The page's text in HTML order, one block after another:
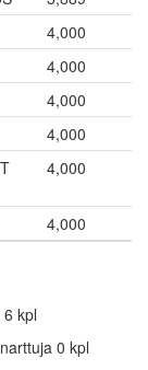
4,000
4,000
4,000
4,000
4,000
4,000
kpl
0 kpl